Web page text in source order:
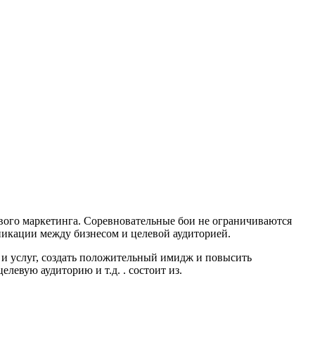
маркетинга. Соревновательные бои не ограничиваются
между бизнесом и целевой аудиторией.
услуг, создать положительный имидж и повысить
аудиторию и т.д. . состоит из.